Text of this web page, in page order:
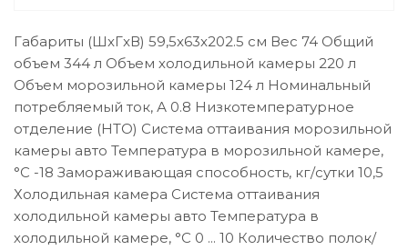
Габариты (ШxГxВ) 59,5x63x202.5 см Вес 74 Общий
объем 344 л Объем холодильной камеры 220 л
Объем морозильной камеры 124 л Номинальный
потребляемый ток, А 0.8 Низкотемпературное
отделение (НТО) Система оттаивания морозильной
камеры авто Температура в морозильной камере,
°C -18 Замораживающая способность, кг/сутки 10,5
Холодильная камера Система оттаивания
холодильной камеры авто Температура в
холодильной камере, °C 0 ... 10 Количество полок/